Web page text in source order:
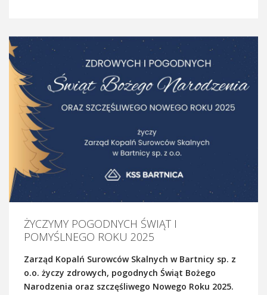
ŻYCZYMY POGODNYCH ŚWIĄT I
POMYŚLNEGO ROKU 2025
Zarząd Kopalń Surowców Skalnych w Bartnicy sp. z
o.o. życzy zdrowych, pogodnych Świąt Bożego
Narodzenia oraz szczęśliwego Nowego Roku 2025.